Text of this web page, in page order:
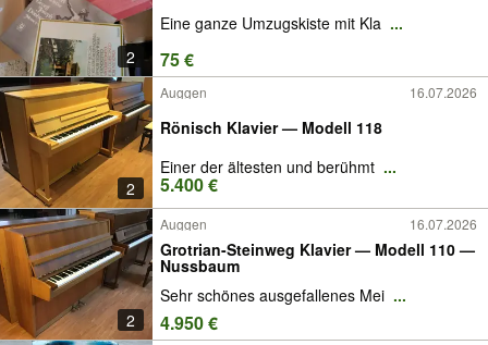
2
Eine ganze Umzugskiste mit Kla ...
75 €
2
Auggen 16.07.2026
Rönisch Klavier — Modell 118
Einer der ältesten und berühmt ...
5.400 €
2
Auggen 16.07.2026
Grotrian-Steinweg Klavier — Modell 110 —
Nussbaum
Sehr schönes ausgefallenes Mei ...
4.950 €